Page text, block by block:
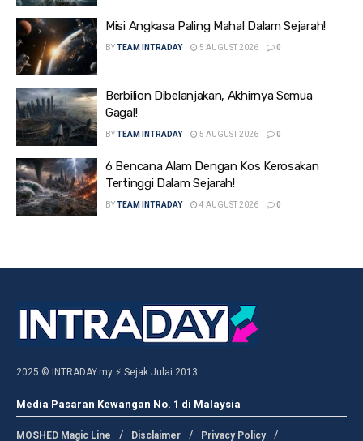
Misi Angkasa Paling Mahal Dalam Sejarah!
BYTEAM INTRADAY 5 AUGUST 2026 0
Berbilion Dibelanjakan, Akhirnya Semua
Gagal!
BY TEAM INTRADAY 5 AUGUST 2026 0
6 Bencana Alam Dengan Kos Kerosakan
Tertinggi Dalam Sejarah!
BYTEAM INTRADAY 4 AUGUST 2026 0
2025 © INTRADAY.my ⚡ Sejak Julai 2013.
Media Pasaran Kewangan No. 1 di Malaysia
MOSHED Magic Line Disclaimer Privacy Policy